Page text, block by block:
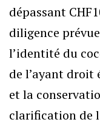
dépassant
diligence
l’identité du
de l’ayant droit
et la
clarification de